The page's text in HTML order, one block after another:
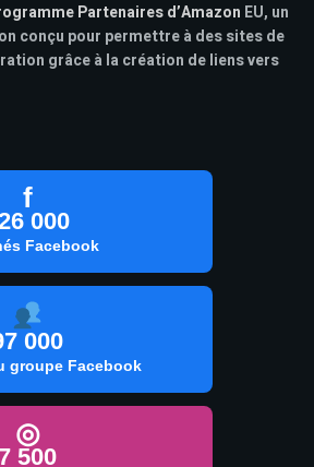
Partenaires d’Amazon EU, un
conçu pour permettre à des sites de
grâce à la création de liens vers
f
000
Facebook
000
groupe Facebook
◎
7 500